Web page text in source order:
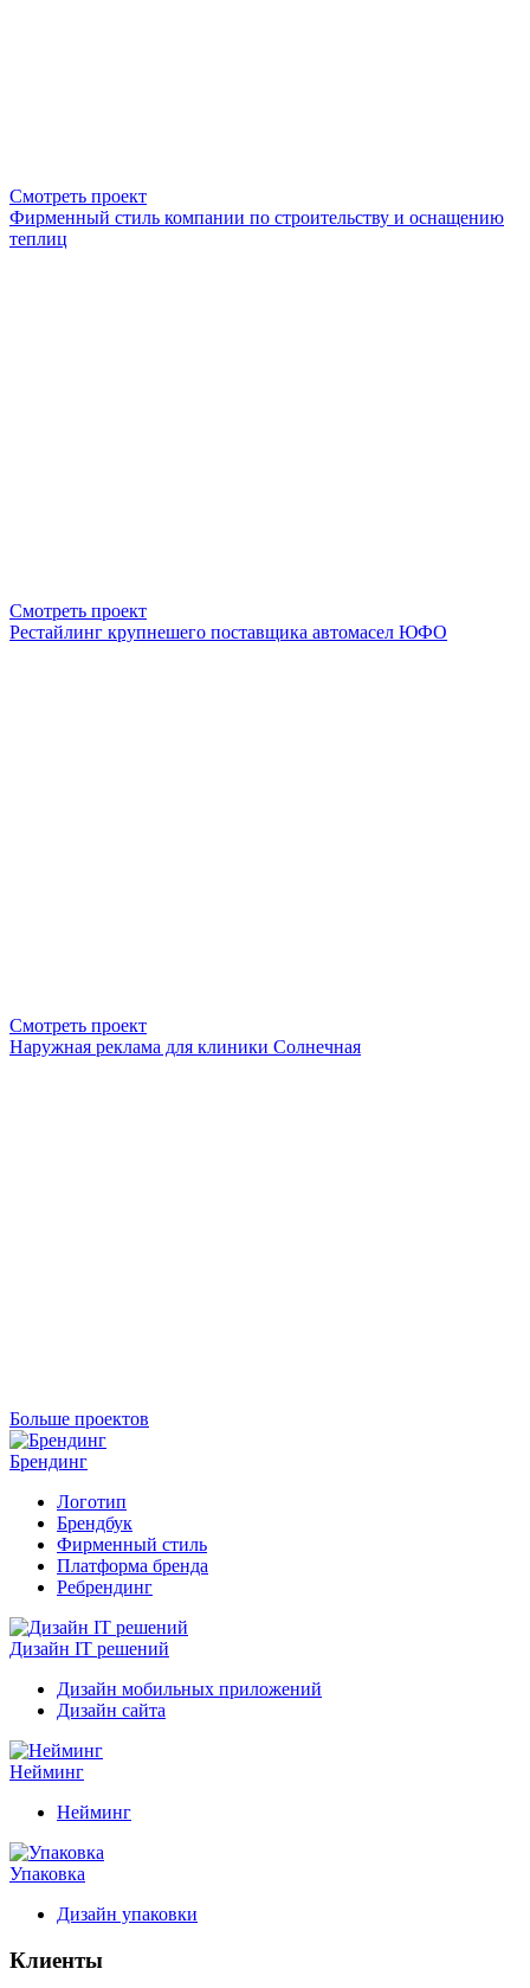
Смотреть проект
Фирменный стиль компании по строительству и оснащению
теплиц
Смотреть проект
Рестайлинг крупнешего поставщика автомасел ЮФО
Смотреть проект
Наружная реклама для клиники Солнечная
Больше проектов
Брендинг
Логотип
Брендбук
Фирменный стиль
Платформа бренда
Ребрендинг
Дизайн IT решений
Дизайн мобильных приложений
Дизайн сайта
Нейминг
Нейминг
Упаковка
Дизайн упаковки
Клиенты